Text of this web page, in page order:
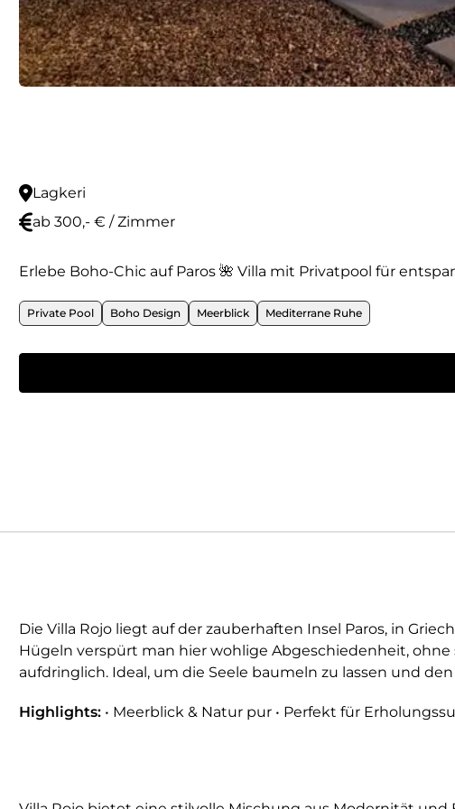
Lagkeri
ab 300,- € / Zimmer
Erlebe Boho-Chic auf Paros 🌺 Villa mit Privatpool für
Private Pool Boho Design Meerblick Mediterrane Ruhe
Die Villa Rojo liegt auf der zauberhaften Insel Paros, in
Hügeln verspürt man hier wohlige Abgeschiedenheit,
aufdringlich. Ideal, um die Seele baumeln zu lassen und
Highlights: • Meerblick & Natur pur • Perfekt für